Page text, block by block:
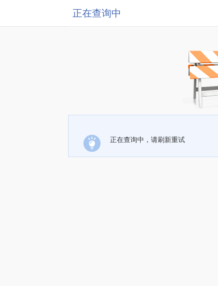
正在查询中
正在查询中，请刷新重试